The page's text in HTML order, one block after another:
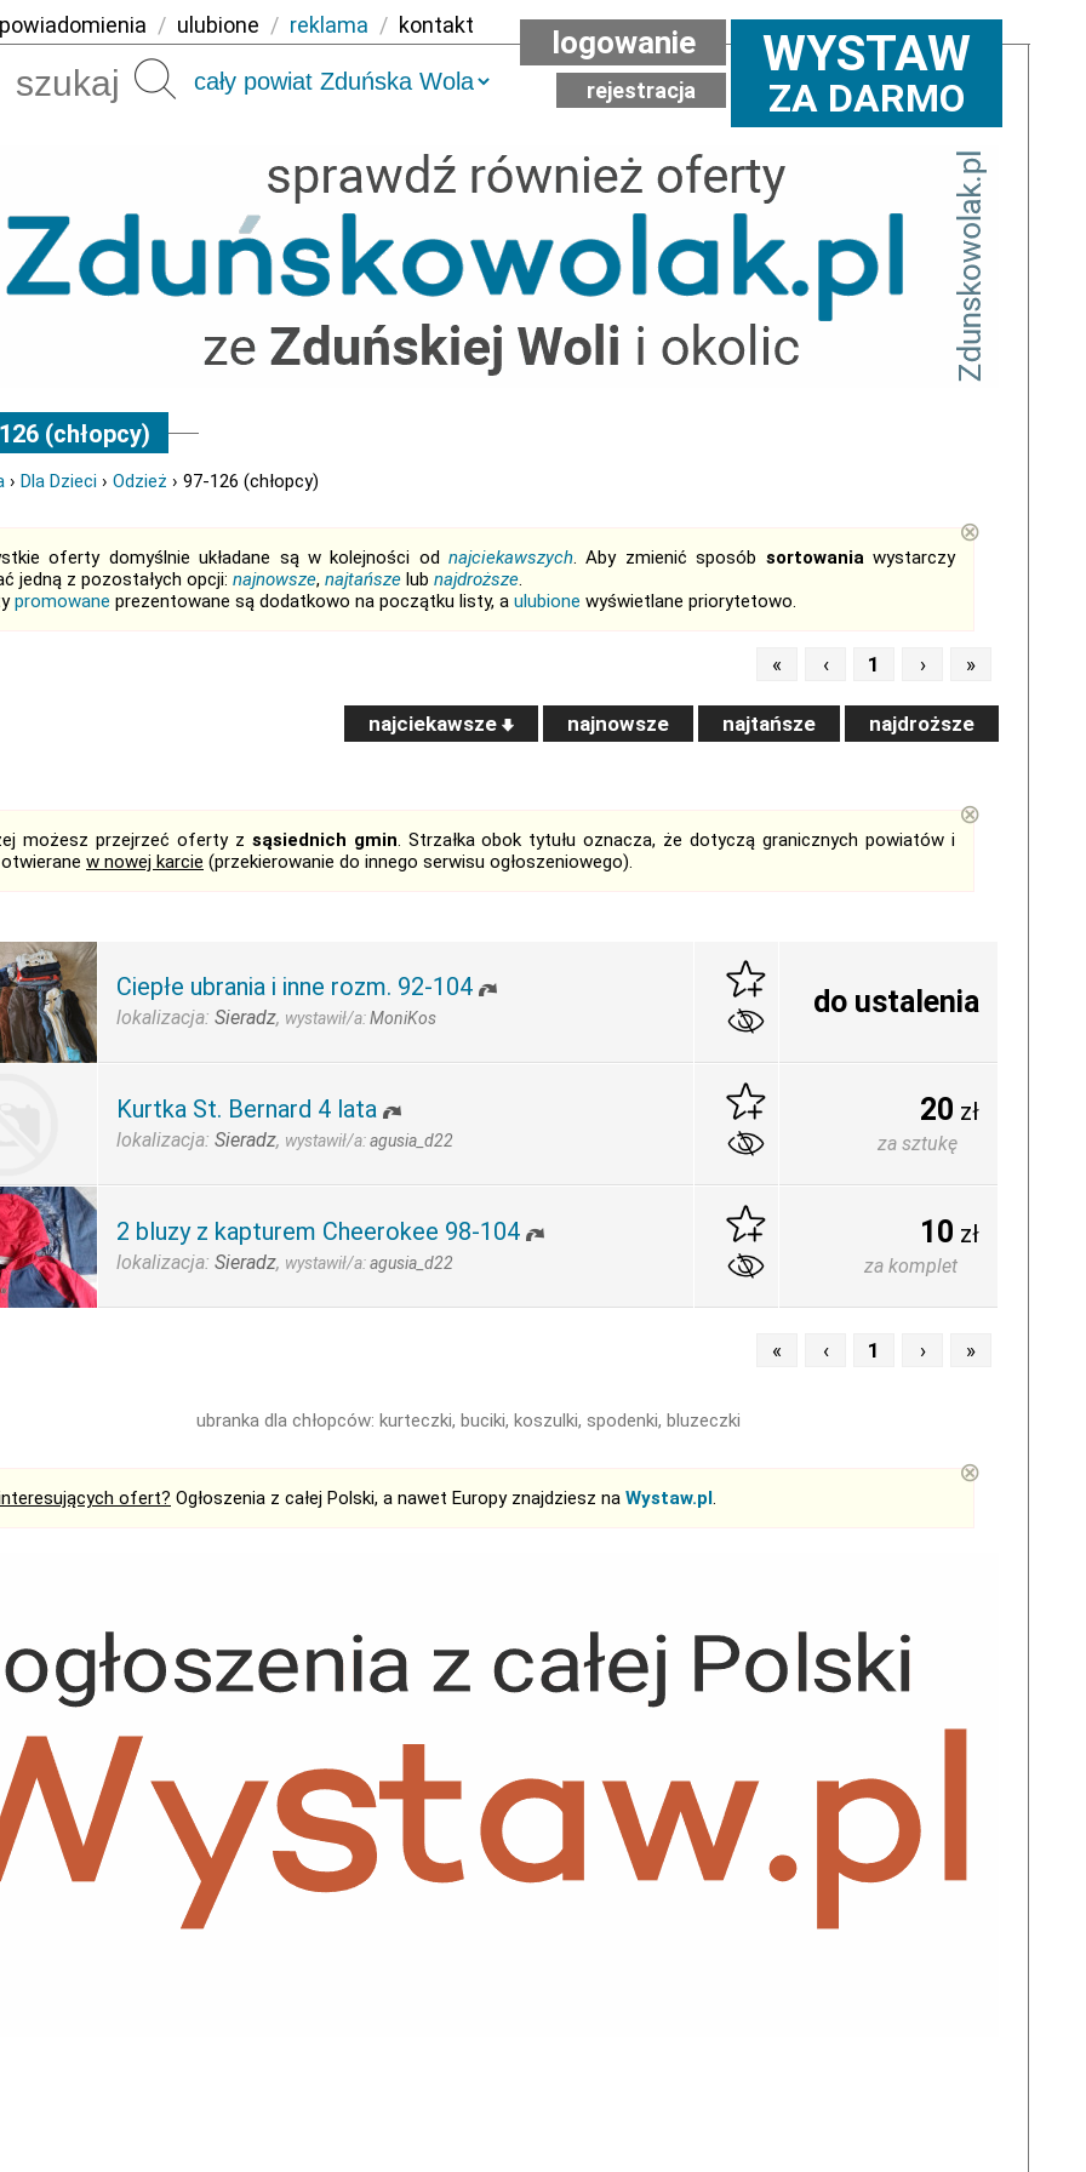
powiadomienia / ulubione / reklama / kontakt
Szukaj WYSTAW
ZA DARMO
logowanie
rejestracja
(chłopcy)
› Dla Dzieci › Odzież › 97-126 (chłopcy)
oferty domyślnie układane są w kolejności odnajciekawszych. Aby zmienić sposób sortowaniawystarczy
jedną z pozostałych opcji: najnowsze, najtańsze lub najdroższe.
promowane prezentowane są dodatkowo na początku listy, a ulubione wyświetlane priorytetowo.
⊗
« ‹ 1 › »
najciekawsze najnowsze najtańsze najdroższe
możesz przejrzeć oferty z sąsiednich gmin. Strzałka obok tytułu oznacza, że dotyczą granicznych powiatów i
w nowej karcie (przekierowanie do innego serwisu ogłoszeniowego).
⊗
Ciepłe ubrania i inne rozm. 92-104
lokalizacja: Sieradz, wystawił/a:MoniKos do ustalenia
Kurtka St. Bernard 4 lata
lokalizacja: Sieradz, wystawił/a:agusia_d22
20 zł
za sztukę
2 bluzy z kapturem Cheerokee 98-104
lokalizacja: Sieradz, wystawił/a:agusia_d22
10 zł
za komplet
« ‹ 1 › »
ubranka dla chłopców: kurteczki, buciki, koszulki, spodenki, bluzeczki
ofert? Ogłoszenia z całej Polski, a nawet Europy znajdziesz na Wystaw.pl.
⊗